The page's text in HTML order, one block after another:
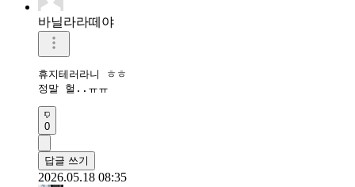
바닐라라떼야
휴지테러라니 ㅎㅎ
정말 헐..ㅠㅠ
0
답글 쓰기
2026.05.18 08:35